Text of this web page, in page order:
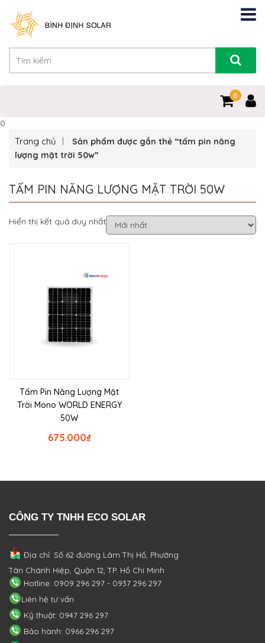
0
0
Trang chủ
Sản phẩm được gắn thẻ “tấm pin năng
lượng mặt trời 50w”
TẤM PIN NĂNG LƯỢNG MẶT TRỜI 50W
Hiển thị kết quả duy nhất
Tấm Pin Năng Lượng Mặt
Trời Mono WORLD ENERGY
50W
₫
675.000
CÔNG TY TNHH ECO SOLAR
Địa chỉ: Số 62 đường Lâm Thị Hố, Phường
Tân Chánh Hiệp, Quận 12, TP. Hồ Chí Minh
Hotline: 0909 296 297 - 0937 296 297
Liên hệ tư vấn
Kỹ thuật: 0947 296 297
Bảo hành: 0966 296 297